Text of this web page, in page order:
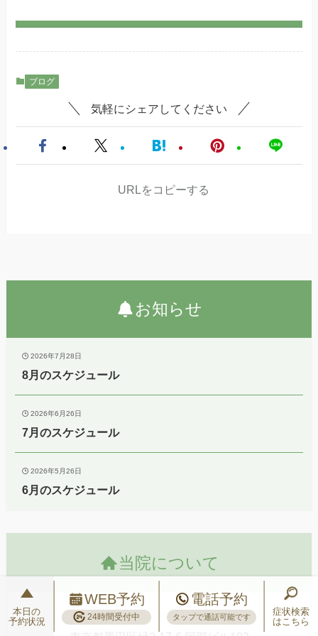
ブログ
気軽にシェアしてください
URLをコピーする
お知らせ
2026年7月28日
8月のスケジュール
2026年6月26日
7月のスケジュール
2026年5月26日
6月のスケジュール
当院について
〒130-0021
本日の
予約状況
WEB予約
24時間受付中
電話予約
タップで通話可能です
症状検索
はこちら